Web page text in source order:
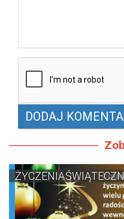
ŻYCZENIA